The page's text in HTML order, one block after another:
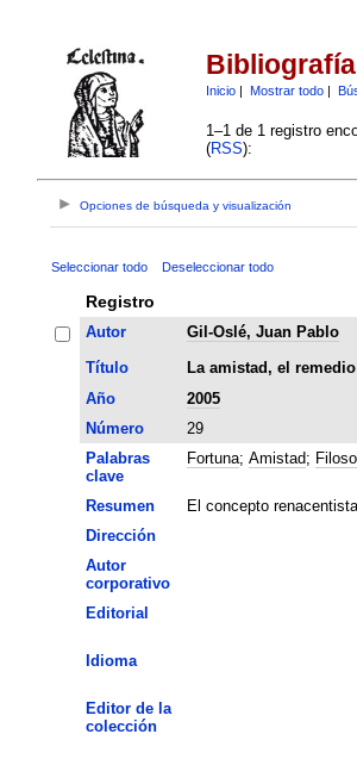
Inicio| Mostrar todo|
1–1 de 1 registro
(RSS):
Opciones de búsqueda y visualización
Seleccionar todo Deseleccionar todo
Registro
Autor
Gil-Oslé, Juan Pablo
Título
La amistad, el
Año
2005
Número
29
Palabras
clave
Fortuna; Amistad;
Resumen
El concepto
Dirección
Autor
corporativo
Editorial
Idioma
Editor de la
colección